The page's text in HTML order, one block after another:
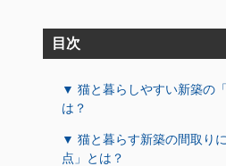
目次
▼ 猫と暮らしやすい新築の
は？
▼ 猫と暮らす新築の間取り
点」とは？